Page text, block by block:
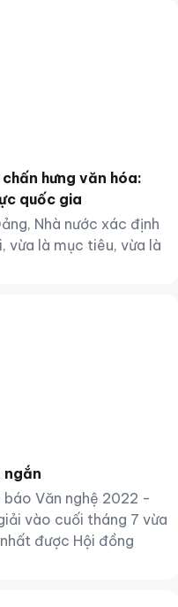
hưng văn hóa:
quốc gia
Nhà nước xác định
vừa là mục tiêu, vừa là
ngắn
Văn nghệ 2022 -
vào cuối tháng 7 vừa
được Hội đồng